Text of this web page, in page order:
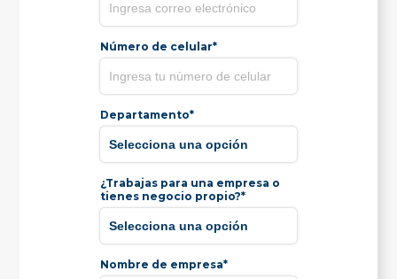
Número de celular*
Departamento*
¿Trabajas para una empresa o
tienes negocio propio?*
Nombre de empresa*